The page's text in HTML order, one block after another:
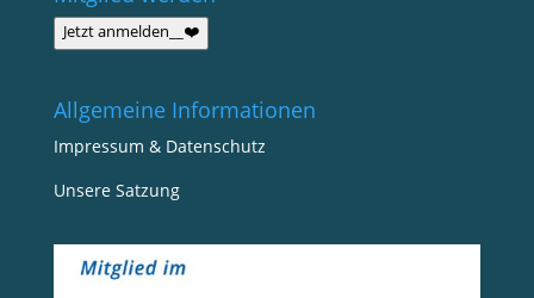
Jetzt anmelden__❤️
Allgemeine Informationen
Impressum & Datenschutz
Unsere Satzung